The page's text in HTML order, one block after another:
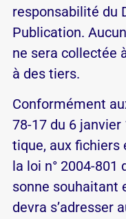
responsabilité du
Publication.
ne sera collectée
à des tiers.
Confor­mé­ment
78-17 du 6
tique, aux fi­chiers
la loi n° 2004-
sonne sou­hai­tant
devra s’a­dresser